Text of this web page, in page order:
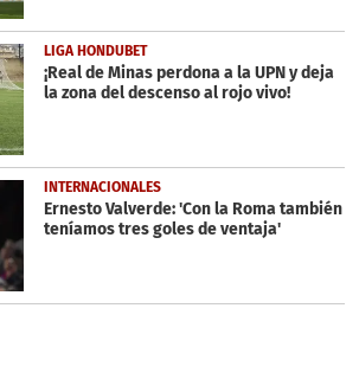
LIGA HONDUBET
¡Real de Minas perdona a la UPN y deja
la zona del descenso al rojo vivo!
INTERNACIONALES
Ernesto Valverde: 'Con la Roma también
teníamos tres goles de ventaja'